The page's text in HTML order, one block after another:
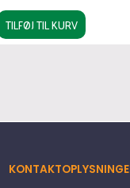
TILFØJ TIL KURV